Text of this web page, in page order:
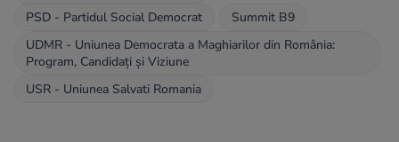
PSD - Partidul Social Democrat
Summit B9
UDMR - Uniunea Democrata a Maghiarilor din România:
Program, Candidați și Viziune
USR - Uniunea Salvati Romania